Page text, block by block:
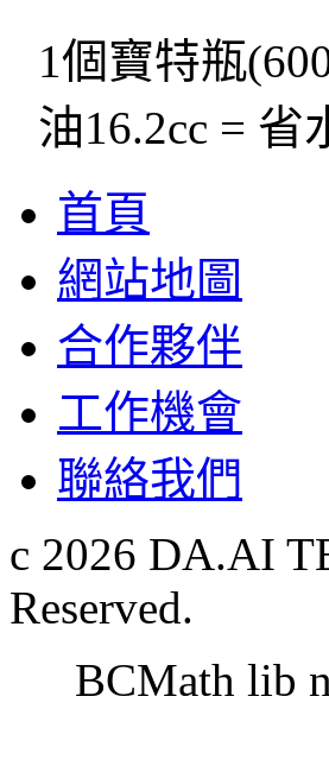
1個寶特瓶
油16.2cc = 省
首頁
網站地圖
合作夥伴
工作機會
聯絡我們
c 2026 DA.AI
Reserved.
BCMath lib